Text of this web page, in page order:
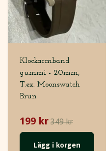
Klockarmband
gummi - 20mm,
T.ex. Moonswatch
Brun
199 kr 349 kr
Lägg i korgen